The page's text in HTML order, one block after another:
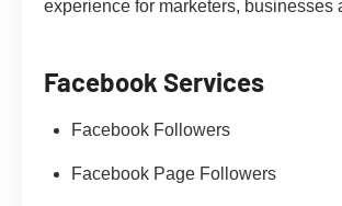
experience for marketers, businesses
Facebook Services
Facebook Followers
Facebook Page Followers